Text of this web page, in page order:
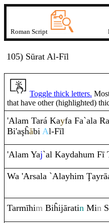
Roman Script
105) Sūrat Al-Fīl
Toggle thick letters.
that have other (highlighted)
'Alam Tará Kayfa Fa`ala Ra
Bi'aşĥābi Al-Fīl
'Alam Yaj`al Kaydahum Fī
Wa 'Arsala `Alayhim Ţayrā
Tarmīhim Biĥijāratin Min